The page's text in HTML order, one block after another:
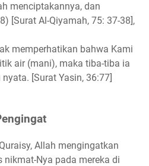
menciptakannya, dan
[Surat Al-Qiyamah, 75: 37-38],
memperhatikan bahwa Kami
air (mani), maka tiba-tiba ia
[Surat Yasin, 36:77]
Allah mengingatkan
nikmat-Nya pada mereka di